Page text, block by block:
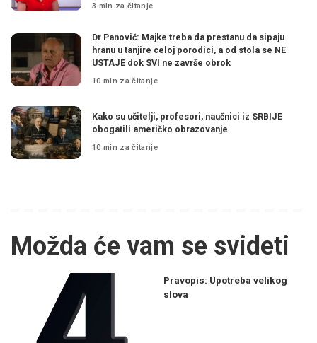
3 min za čitanje
Dr Panović: Majke treba da prestanu da sipaju
hranu u tanjire celoj porodici, a od stola se NE
USTAJE dok SVI ne završe obrok
10 min za čitanje
Kako su učitelji, profesori, naučnici iz SRBIJE
obogatili američko obrazovanje
10 min za čitanje
Možda će vam se svideti
Pravopis: Upotreba velikog
slova